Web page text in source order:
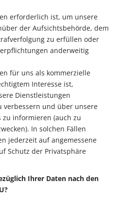
erforderlich ist, um unsere
der Aufsichtsbehörde, dem
zu erfüllen oder
anderweitig
für uns als kommerzielle
Interesse ist,
Dienstleistungen
verbessern und über unsere
zu informieren (auch zu
In solchen Fällen
jederzeit auf angemessene
Schutz der Privatsphäre
Ihrer Daten nach den